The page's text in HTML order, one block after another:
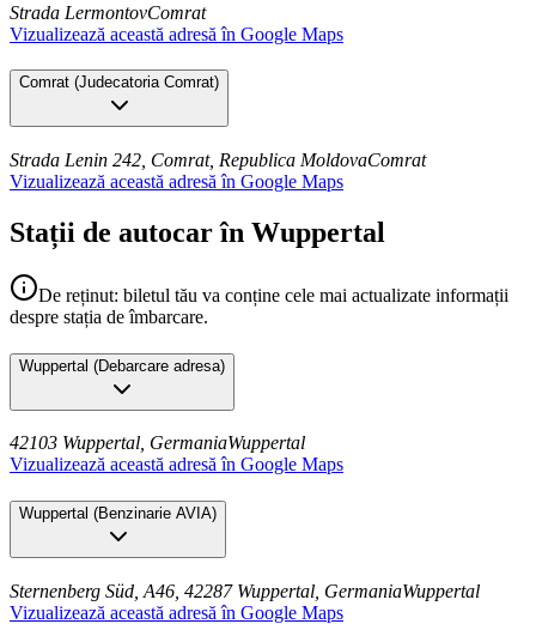
Strada LermontovComrat
Vizualizează această adresă în Google Maps
Comrat (Judecatoria Comrat)
Strada Lenin 242, Comrat, Republica MoldovaComrat
Vizualizează această adresă în Google Maps
Stații de autocar în Wuppertal
De reținut: biletul tău va conține cele mai actualizate informații
despre stația de îmbarcare.
Wuppertal (Debarcare adresa)
42103 Wuppertal, GermaniaWuppertal
Vizualizează această adresă în Google Maps
Wuppertal (Benzinarie AVIA)
Sternenberg Süd, A46, 42287 Wuppertal, GermaniaWuppertal
Vizualizează această adresă în Google Maps